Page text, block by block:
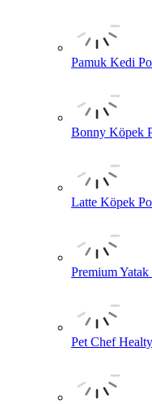
Pamuk Kedi
Bonny Köpek
Latte Köpek
Premium
Pet Chef